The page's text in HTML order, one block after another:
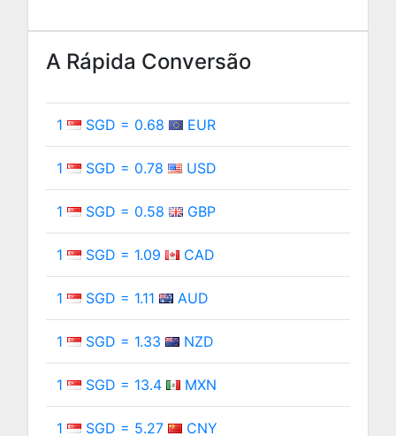
A Rápida Conversão
1 SGD = 0.68 EUR
1 SGD = 0.78 USD
1 SGD = 0.58 GBP
1 SGD = 1.09 CAD
1 SGD = 1.11 AUD
1 SGD = 1.33 NZD
1 SGD = 13.4 MXN
1 SGD = 5.27 CNY